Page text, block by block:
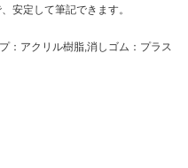
安定して筆記できます。
：アクリル樹脂,消しゴム：プラス